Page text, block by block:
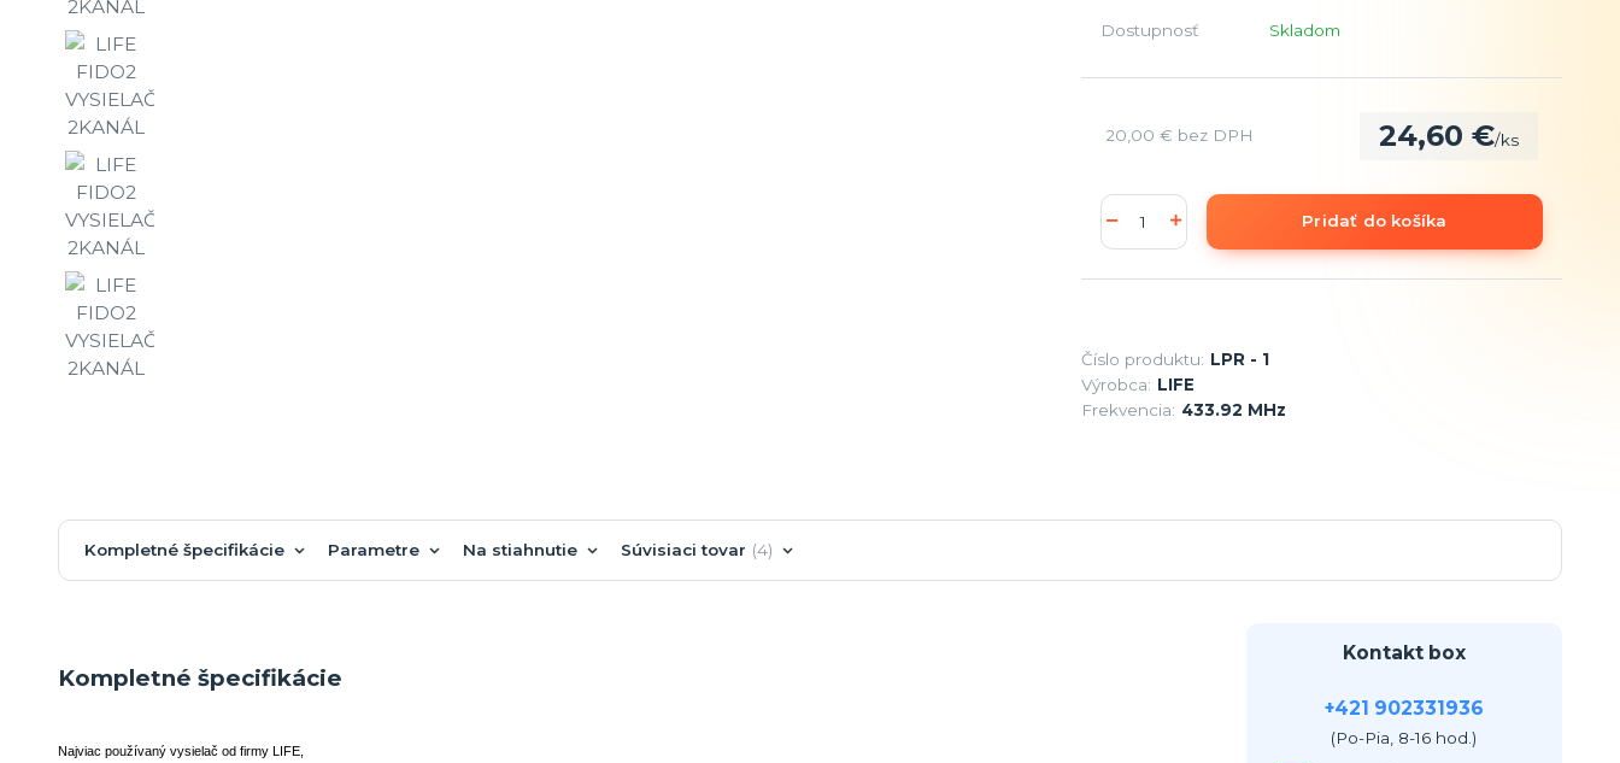
Dostupnosť Skladom
24,60 €/ks
20,00 € bez DPH
Pridať do košíka
Číslo produktu: LPR - 1
Výrobca: LIFE
Frekvencia: 433.92 MHz
Kompletné špecifikácie Parametre Na stiahnutie Súvisiaci tovar 4
Kompletné špecifikácie
Najviac používaný vysielač od firmy LIFE,
Kontakt box
+421 902331936
(Po-Pia, 8-16 hod.)